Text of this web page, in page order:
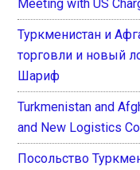
Meeting with US
Туркменистан и
торговли и новый
Шариф
Turkmenistan and
and New Logistics
Посольство